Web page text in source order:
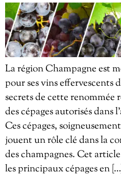
La région Champagne est
pour ses vins effervescents
secrets de cette renommée
des cépages autorisés dans
Ces cépages,
jouent un rôle clé dans la
des champagnes. Cet
les principaux cépages en